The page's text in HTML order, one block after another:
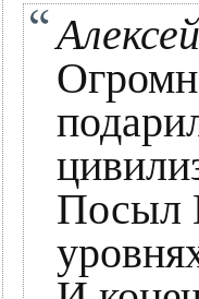
Посыл